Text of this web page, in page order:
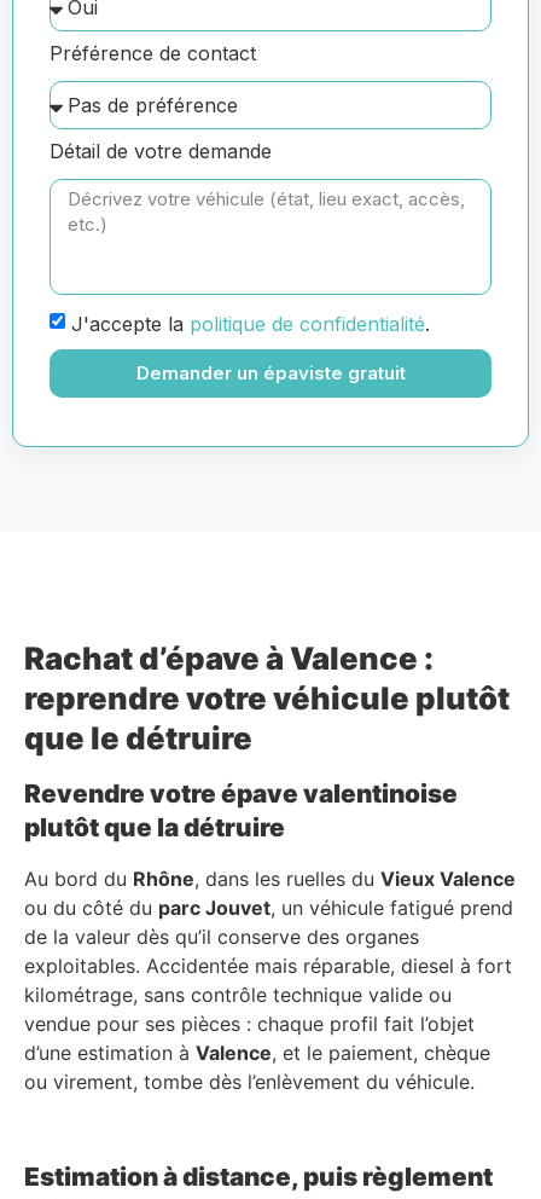
Préférence de contact
Détail de votre demande
J'accepte la politique de confidentialité.
Demander un épaviste gratuit
Rachat d’épave à Valence :
reprendre votre véhicule plutôt
que le détruire
Revendre votre épave valentinoise
plutôt que la détruire
Au bord du Rhône, dans les ruelles du Vieux Valence
ou du côté du parc Jouvet, un véhicule fatigué prend
de la valeur dès qu’il conserve des organes
exploitables. Accidentée mais réparable, diesel à fort
kilométrage, sans contrôle technique valide ou
vendue pour ses pièces : chaque profil fait l’objet
d’une estimation à Valence, et le paiement, chèque
ou virement, tombe dès l’enlèvement du véhicule.
Estimation à distance, puis règlement